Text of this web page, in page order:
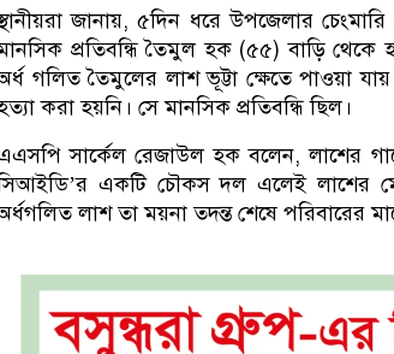
জানায়, ৫দিন ধরে উপজেলার
প্রতিবন্ধি তৈমুল হক (৫৫) বাড়ি থেকে
গলিত তৈমুলের লাশ ভূট্টা ক্ষেতে পাওয়া
করা হয়নি। সে মানসিক প্রতিবন্ধি ছিল।
সার্কেল রেজাউল হক বলেন, লাশের
একটি চৌকস দল এলেই লাশের
লাশ তা ময়না তদন্ত শেষে পরিবারের